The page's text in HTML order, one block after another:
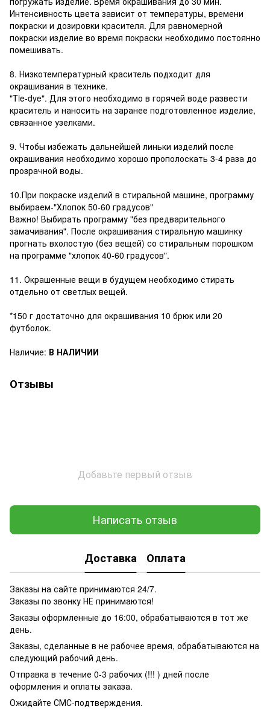
Интенсивность цвета зависит от температуры, времени
покраски и дозировки красителя. Для равномерной
покраски изделие во время покраски необходимо постоянно
помешивать.
8. Низкотемпературный краситель подходит для
окрашивания в технике.
"Tie-dye". Для этого необходимо в горячей воде развести
краситель и наносить на заранее подготовленное изделие,
связанное узелками.
9. Чтобы избежать дальнейшей линьки изделий после
окрашивания необходимо хорошо прополоскать 3-4 раза до
прозрачной воды.
10.При покраске изделий в стиральной машине, программу
выбираем-"Хлопок 50-60 градусов"
Важно! Выбирать программу "без предварительного
замачивания". После окрашивания стиральную машинку
прогнать вхолостую (без вещей) со стиральным порошком
на программе "хлопок 40-60 градусов".
11. Окрашенные вещи в будущем необходимо стирать
отдельно от светлых вещей.
*150 г достаточно для окрашивания 10 брюк или 20
футболок.
Наличие: В НАЛИЧИИ
Отзывы
Добавьте первый отзыв
Написать отзыв
Доставка Оплата
Заказы на сайте принимаются 24/7.
Заказы по звонку НЕ принимаются!
Заказы оформленные до 16:00, обрабатываются в тот же
день.
Заказы, сделанные в не рабочее время, обрабатываются на
следующий рабочий день.
Отправка в течение 0-3 рабочих (!!! ) дней после
оформления и оплаты заказа.
Ожидайте СМС-подтверждения.